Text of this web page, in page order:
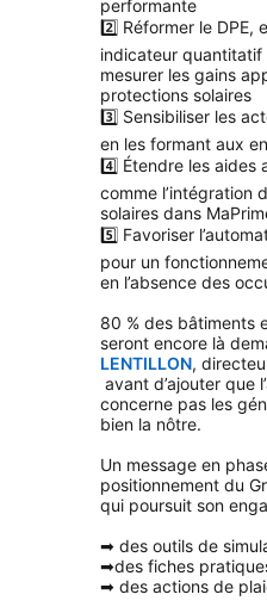
performante
2️⃣ Réformer le DPE,
indicateur
mesurer les gains
protections solaires
3️⃣ Sensibiliser les
en les formant aux
4️⃣ Étendre les aides
comme l’intégration
solaires dans
5️⃣ Favoriser
pour un
en l’absence des
80 % des bâtiments
seront encore là
LENTILLON,
avant d’ajouter que
concerne pas les
bien la nôtre.
Un message en
positionnement du
qui poursuit son
➡ des outils de
➡des fiches
➡ des actions de